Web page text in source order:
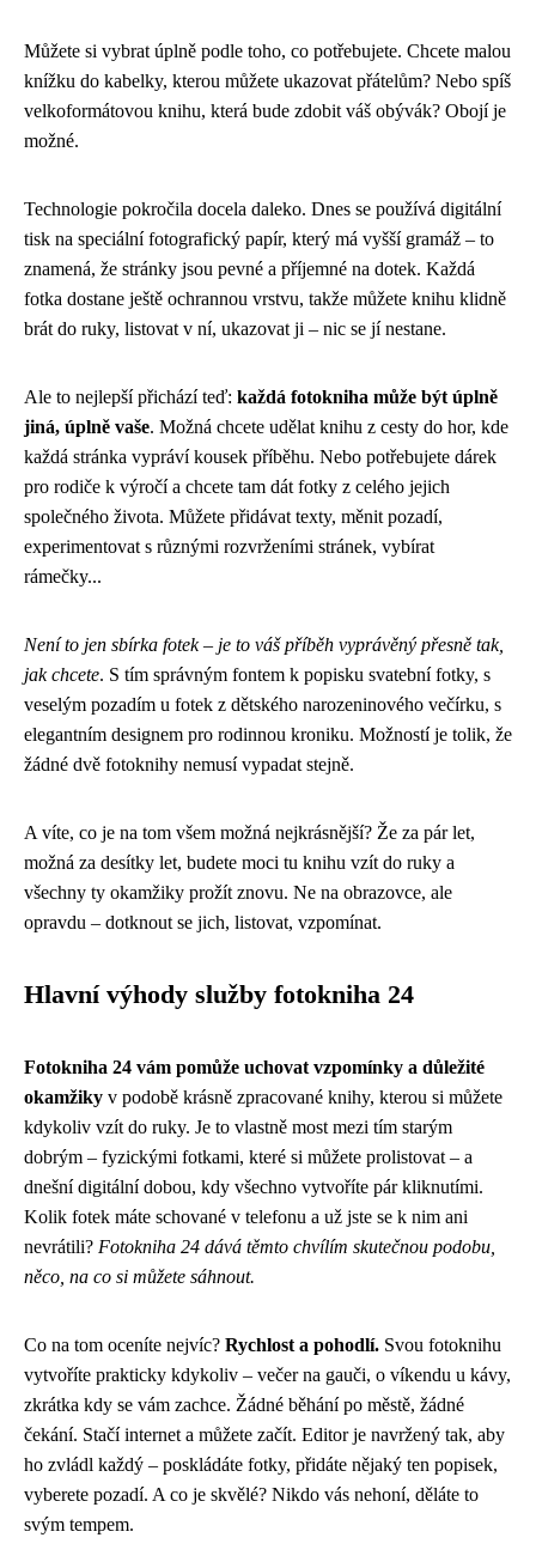
Můžete si vybrat úplně podle toho, co potřebujete. Chcete malou
knížku do kabelky, kterou můžete ukazovat přátelům? Nebo spíš
velkoformátovou knihu, která bude zdobit váš obývák? Obojí je
možné.
Technologie pokročila docela daleko. Dnes se používá digitální
tisk na speciální fotografický papír, který má vyšší gramáž – to
znamená, že stránky jsou pevné a příjemné na dotek. Každá
fotka dostane ještě ochrannou vrstvu, takže můžete knihu klidně
brát do ruky, listovat v ní, ukazovat ji – nic se jí nestane.
Ale to nejlepší přichází teď: každá fotokniha může být úplně
jiná, úplně vaše. Možná chcete udělat knihu z cesty do hor, kde
každá stránka vypráví kousek příběhu. Nebo potřebujete dárek
pro rodiče k výročí a chcete tam dát fotky z celého jejich
společného života. Můžete přidávat texty, měnit pozadí,
experimentovat s různými rozvrženími stránek, vybírat
rámečky...
Není to jen sbírka fotek – je to váš příběh vyprávěný přesně tak,
jak chcete. S tím správným fontem k popisku svatební fotky, s
veselým pozadím u fotek z dětského narozeninového večírku, s
elegantním designem pro rodinnou kroniku. Možností je tolik, že
žádné dvě fotoknihy nemusí vypadat stejně.
A víte, co je na tom všem možná nejkrásnější? Že za pár let,
možná za desítky let, budete moci tu knihu vzít do ruky a
všechny ty okamžiky prožít znovu. Ne na obrazovce, ale
opravdu – dotknout se jich, listovat, vzpomínat.
Hlavní výhody služby fotokniha 24
Fotokniha 24 vám pomůže uchovat vzpomínky a důležité
okamžiky v podobě krásně zpracované knihy, kterou si můžete
kdykoliv vzít do ruky. Je to vlastně most mezi tím starým
dobrým – fyzickými fotkami, které si můžete prolistovat – a
dnešní digitální dobou, kdy všechno vytvoříte pár kliknutími.
Kolik fotek máte schované v telefonu a už jste se k nim ani
nevrátili? Fotokniha 24 dává těmto chvílím skutečnou podobu,
něco, na co si můžete sáhnout.
Co na tom oceníte nejvíc? Rychlost a pohodlí. Svou fotoknihu
vytvoříte prakticky kdykoliv – večer na gauči, o víkendu u kávy,
zkrátka kdy se vám zachce. Žádné běhání po městě, žádné
čekání. Stačí internet a můžete začít. Editor je navržený tak, aby
ho zvládl každý – poskládáte fotky, přidáte nějaký ten popisek,
vyberete pozadí. A co je skvělé? Nikdo vás nehoní, děláte to
svým tempem.